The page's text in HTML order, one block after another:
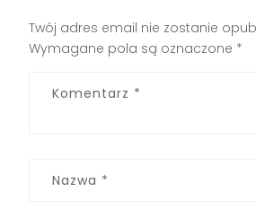
Twój adres email nie zostanie
Wymagane pola są oznaczone *